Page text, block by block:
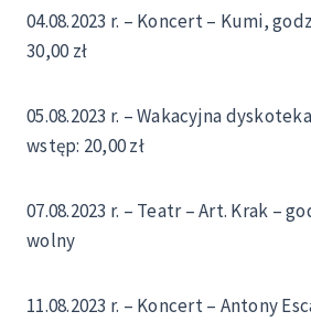
04.08.2023 r. – Koncert – Kumi,
30,00 zł
05.08.2023 r. – Wakacyjna
wstęp: 20,00 zł
07.08.2023 r. – Teatr – Art. Krak –
wolny
11.08.2023 r. – Koncert – Antony